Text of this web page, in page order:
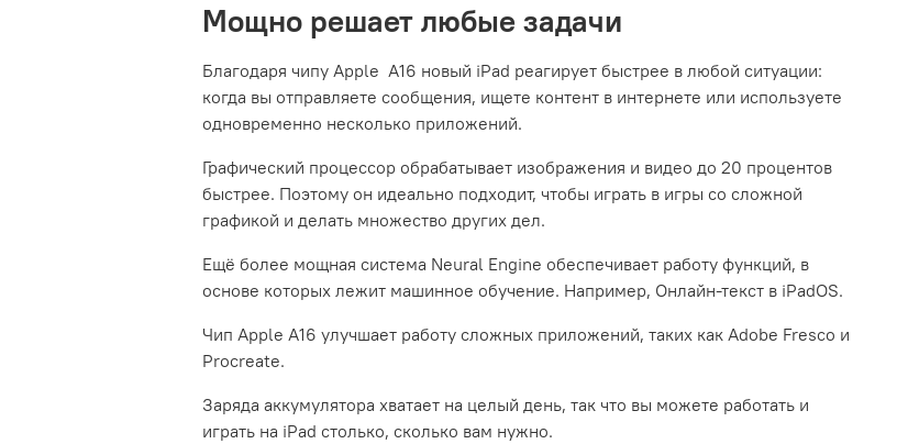
Мощно решает любые задачи
Благодаря чипу Apple A16 новый iPad реагирует быстрее в любой ситуации:
когда вы отправляете сообщения, ищете контент в интернете или используете
одновременно несколько приложений.
Графический процессор обрабатывает изображения и видео до 20 процентов
быстрее. Поэтому он идеально подходит, чтобы играть в игры со сложной
графикой и делать множество других дел.
Ещё более мощная система Neural Engine обеспечивает работу функций, в
основе которых лежит машинное обучение. Например, Онлайн‑текст в iPadOS.
Чип Apple A16 улучшает работу сложных приложений, таких как Adobe Fresco и
Procreate.
Заряда аккумулятора хватает на целый день, так что вы можете работать и
играть на iPad столько, сколько вам нужно.